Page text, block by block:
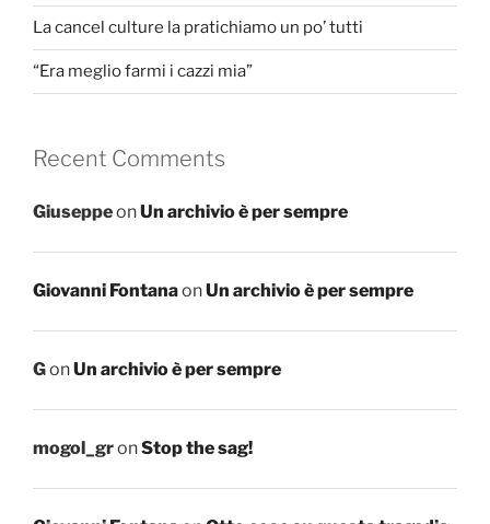
La cancel culture la pratichiamo un po’ tutti
“Era meglio farmi i cazzi mia”
Recent Comments
GiuseppeonUn archivio è per sempre
Giovanni FontanaonUn archivio è per sempre
GonUn archivio è per sempre
mogol_gronStop the sag!